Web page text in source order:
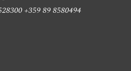
+359 89 8580494